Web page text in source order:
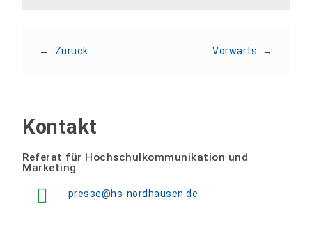
← Zurück Vorwärts →
Kontakt
Referat für Hochschulkommunikation und
Marketing
presse@hs-nordhausen.de